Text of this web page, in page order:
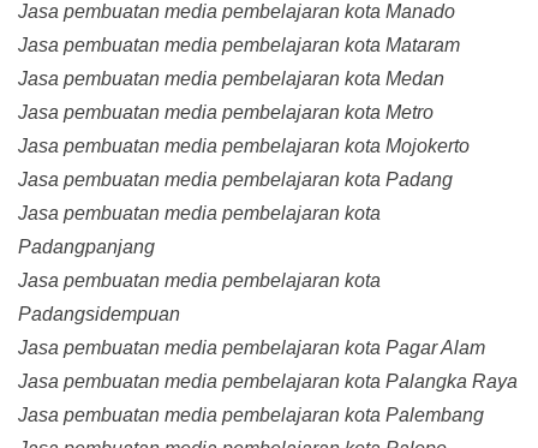
Jasa pembuatan media pembelajaran kota Manado
Jasa pembuatan media pembelajaran kota Mataram
Jasa pembuatan media pembelajaran kota Medan
Jasa pembuatan media pembelajaran kota Metro
Jasa pembuatan media pembelajaran kota Mojokerto
Jasa pembuatan media pembelajaran kota Padang
Jasa pembuatan media pembelajaran kota
Padangpanjang
Jasa pembuatan media pembelajaran kota
Padangsidempuan
Jasa pembuatan media pembelajaran kota Pagar Alam
Jasa pembuatan media pembelajaran kota Palangka Raya
Jasa pembuatan media pembelajaran kota Palembang